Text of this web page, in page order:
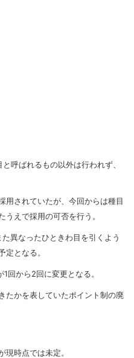
呼ばれるもの以外は行われず、
用されていたが、今回からは種目
えで採用の可否を行う。
異なったひときわ目を引くよう
定となる。
回から2回に変更となる。
たかを表していたポイント制の廃
時点では未定。